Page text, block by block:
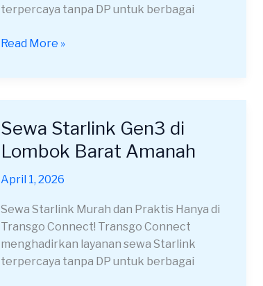
terpercaya tanpa DP untuk berbagai
Read More »
Sewa Starlink Gen3 di
Lombok Barat Amanah
April 1, 2026
Sewa Starlink Murah dan Praktis Hanya di
Transgo Connect! Transgo Connect
menghadirkan layanan sewa Starlink
terpercaya tanpa DP untuk berbagai
Sewa
Starlink
Gen3
di
Barat
Amanah